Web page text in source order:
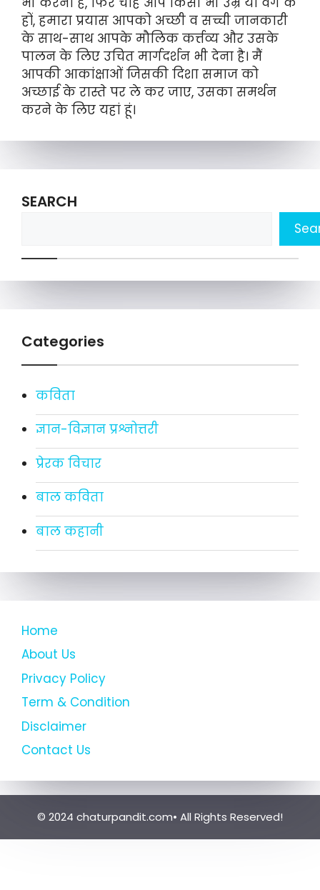
हों, हमारा प्रयास आपको अच्छी व सच्ची जानकारी
के साथ-साथ आपके मौलिक कर्त्तव्य और उसके
पालन के लिए उचित मार्गदर्शन भी देना है। मैं
आपकी आकांक्षाओं जिसकी दिशा समाज को
अच्छाई के रास्ते पर ले कर जाए, उसका समर्थन
करने के लिए यहां हूं।
SEARCH
Categories
कविता
ज्ञान-विज्ञान प्रश्नोत्तरी
प्रेरक विचार
बाल कविता
बाल कहानी
Home
About Us
Privacy Policy
Term & Condition
Disclaimer
Contact Us
© 2024 chaturpandit.com• All Rights Reserved!